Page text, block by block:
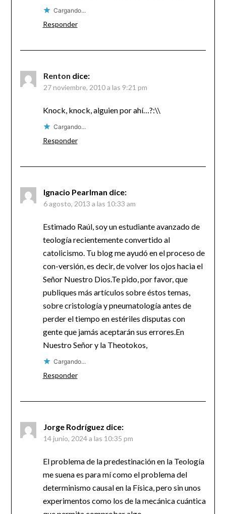
Cargando...
Responder
Renton dice:
27 noviembre, 2010 a las 9:21 pm
Knock, knock, alguien por ahí…?:\\
Cargando...
Responder
Ignacio Pearlman dice:
6 agosto, 2013 a las 10:33 am
Estimado Raúl, soy un estudiante avanzado de
teología recientemente convertido al
catolicismo. Tu blog me ayudó en el proceso de
con-versión, es decir, de volver los ojos hacia el
Señor Nuestro Dios.Te pido, por favor, que
publiques más artículos sobre éstos temas,
sobre cristología y pneumatología antes de
perder el tiempo en estériles disputas con
gente que jamás aceptarán sus errores.En
Nuestro Señor y la Theotokos,
Cargando...
Responder
Jorge Rodríguez dice:
14 junio, 2024 a las 10:35 pm
El problema de la predestinación en la Teología
me suena es para mí como el problema del
determinismo causal en la Física, pero sin unos
experimentos como los de la mecánica cuántica